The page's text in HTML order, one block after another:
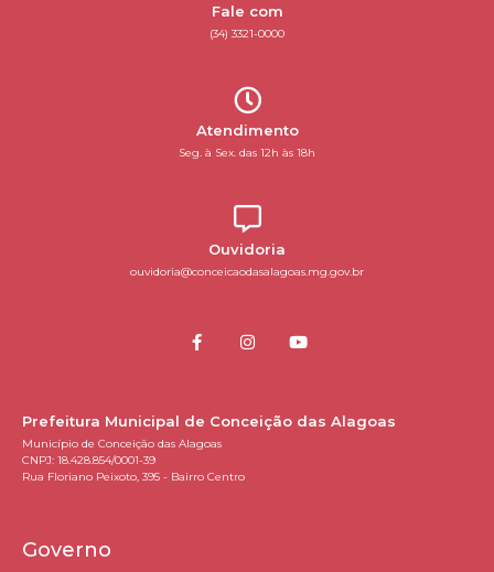
Fale com
(34) 3321-0000
Atendimento
Seg. à Sex. das 12h às 18h
Ouvidoria
ouvidoria@conceicaodasalagoas.mg.gov.br
Prefeitura Municipal de Conceição das Alagoas
Município de Conceição das Alagoas
CNPJ: 18.428.854/0001-39
Rua Floriano Peixoto, 395 - Bairro Centro
Governo